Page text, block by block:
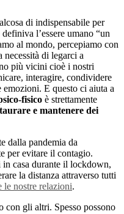
di indispensabile per
l’essere umano “un
al mondo, percepiamo con
necessità di legarci a
più vicini cioè i nostri
interagire, condividere
E questo ci aiuta a
fisico è strettamente
e mantenere dei
dalla pandemia da
per evitare il contagio.
casa durante il lockdown,
la distanza attraverso tutti
le nostre relazioni.
con gli altri. Spesso possono